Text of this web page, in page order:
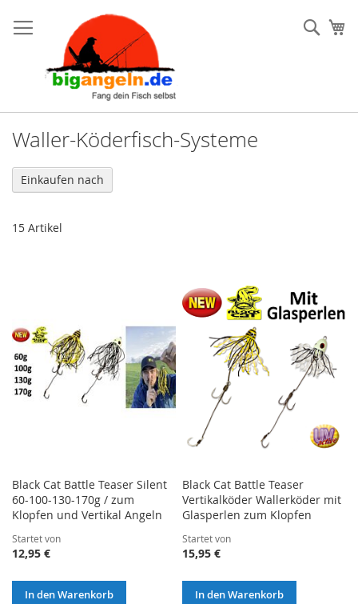
Waller-Köderfisch-Systeme
15 Artikel
Black Cat Battle Teaser Silent
60-100-130-170g / zum
Klopfen und Vertikal Angeln
Startet von
12,95 €
In den Warenkorb
Black Cat Battle Teaser
Vertikalköder Wallerköder mit
Glasperlen zum Klopfen
Startet von
15,95 €
In den Warenkorb
Einkaufen nach